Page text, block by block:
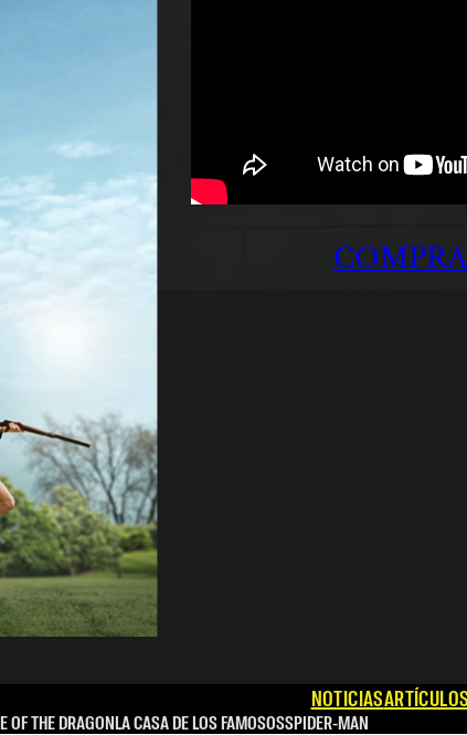
NOTICIASARTÍCULOS
OF THE DRAGONLA CASA DE LOS FAMOSOSSPIDER-MAN